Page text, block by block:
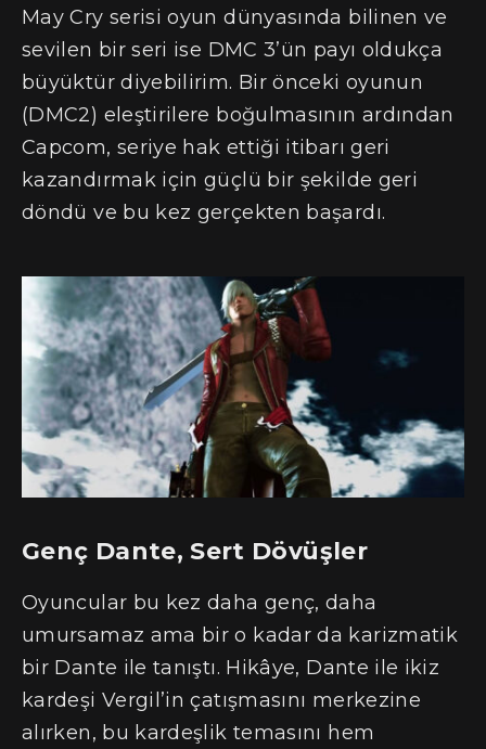
May Cry serisi oyun dünyasında bilinen ve
sevilen bir seri ise DMC 3’ün payı oldukça
büyüktür diyebilirim. Bir önceki oyunun
(DMC2) eleştirilere boğulmasının ardından
Capcom, seriye hak ettiği itibarı geri
kazandırmak için güçlü bir şekilde geri
döndü ve bu kez gerçekten başardı.
Genç Dante, Sert Dövüşler
Oyuncular bu kez daha genç, daha
umursamaz ama bir o kadar da karizmatik
bir Dante ile tanıştı. Hikâye, Dante ile ikiz
kardeşi Vergil’in çatışmasını merkezine
alırken, bu kardeşlik temasını hem